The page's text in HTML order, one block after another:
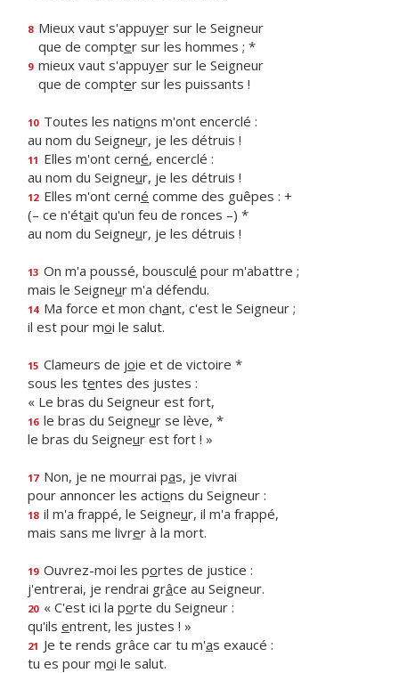
8 Mieux vaut s'appuyer sur le Seigneur
que de compter sur les hommes ; *
9 mieux vaut s'appuyer sur le Seigneur
que de compter sur les puissants !
10 Toutes les nations m'ont encerclé :
au nom du Seigneur, je les détruis !
11 Elles m'ont cerné, encerclé :
au nom du Seigneur, je les détruis !
12 Elles m'ont cerné comme des guêpes : +
(– ce n'était qu'un feu de ronces –) *
au nom du Seigneur, je les détruis !
13 On m'a poussé, bousculé pour m'abattre ;
mais le Seigneur m'a défendu.
14 Ma force et mon chant, c'est le Seigneur ;
il est pour moi le salut.
15 Clameurs de joie et de victoire *
sous les tentes des justes :
« Le bras du Seigneur est fort,
16 le bras du Seigneur se lève, *
le bras du Seigneur est fort ! »
17 Non, je ne mourrai pas, je vivrai
pour annoncer les actions du Seigneur :
18 il m'a frappé, le Seigneur, il m'a frappé,
mais sans me livrer à la mort.
19 Ouvrez-moi les portes de justice :
j'entrerai, je rendrai grâce au Seigneur.
20 « C'est ici la porte du Seigneur :
qu'ils entrent, les justes ! »
21 Je te rends grâce car tu m'as exaucé :
tu es pour moi le salut.